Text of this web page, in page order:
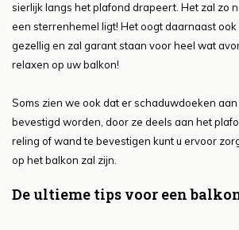
sierlijk langs het plafond drapeert. Het zal zo
een sterrenhemel ligt! Het oogt daarnaast
gezellig en zal garant staan voor heel wat
relaxen op uw balkon!
Soms zien we ook dat er schaduwdoeken
bevestigd worden, door ze deels aan het
reling of wand te bevestigen kunt u ervoor
op het balkon zal zijn.
De ultieme tips voor een